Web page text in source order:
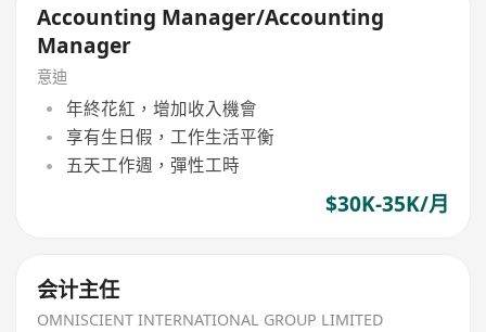
Accounting Manager/Accounting
Manager
意迪
年終花紅，增加收入機會
享有生日假，工作生活平衡
五天工作週，彈性工時
$30K-35K/月
会计主任
OMNISCIENT INTERNATIONAL GROUP LIMITED